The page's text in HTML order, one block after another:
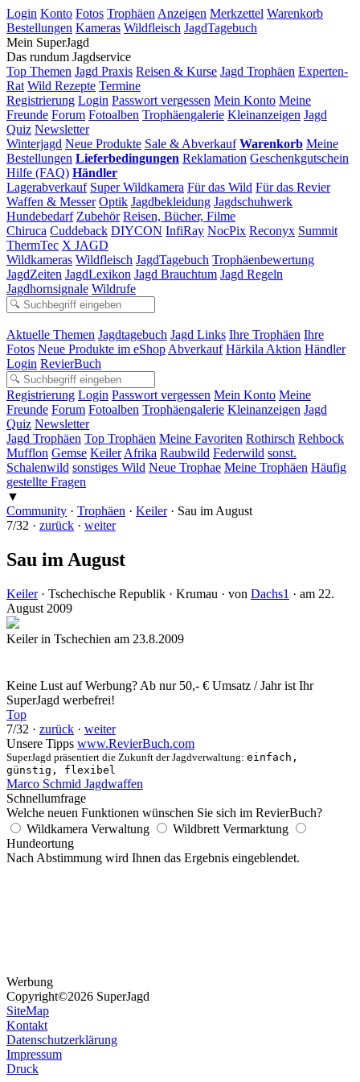
Login Konto Fotos Trophäen Anzeigen Merkzettel Warenkorb
Bestellungen Kameras Wildfleisch JagdTagebuch
Mein SuperJagd
Das rundum Jagdservice
Top Themen Jagd Praxis Reisen & Kurse Jagd Trophäen Experten-
Rat Wild Rezepte Termine
Registrierung Login Passwort vergessen Mein Konto Meine
Freunde Forum Fotoalben Trophäengalerie Kleinanzeigen Jagd
Quiz Newsletter
Winterjagd Neue Produkte Sale & Abverkauf Warenkorb Meine
Bestellungen Lieferbedingungen Reklamation Geschenkgutschein
Hilfe (FAQ) Händler
Lagerabverkauf Super Wildkamera Für das Wild Für das Revier
Waffen & Messer Optik Jagdbekleidung Jagdschuhwerk
Hundebedarf Zubehör Reisen, Bücher, Filme
Chiruca Cuddeback DIYCON InfiRay NocPix Reconyx Summit
ThermTec X JAGD
Wildkameras Wildfleisch JagdTagebuch Trophäenbewertung
JagdZeiten JagdLexikon Jagd Brauchtum Jagd Regeln
Jagdhornsignale Wildrufe
Aktuelle Themen Jagdtagebuch Jagd Links Ihre Trophäen Ihre
Fotos Neue Produkte im eShop Abverkauf Härkila Aktion Händler
Login RevierBuch
Registrierung Login Passwort vergessen Mein Konto Meine
Freunde Forum Fotoalben Trophäengalerie Kleinanzeigen Jagd
Quiz Newsletter
Jagd Trophäen Top Trophäen Meine Favoriten Rothirsch Rehbock
Mufflon Gemse Keiler Afrika Raubwild Federwild sonst.
Schalenwild sonstiges Wild Neue Trophae Meine Trophäen Häufig
gestellte Fragen
▼
Community · Trophäen · Keiler· Sau im August
7/32 · zurück · weiter
Sau im August
Keiler · Tschechische Republik · Krumau · von Dachs1 · am 22.
August 2009
Keiler in Tschechien am 23.8.2009
Keine Lust auf Werbung? Ab nur 50,- € Umsatz / Jahr ist Ihr
SuperJagd werbefrei!
Top
7/32 · zurück · weiter
Unsere Tipps www.RevierBuch.com
SuperJagd präsentiert die Zukunft der Jagdverwaltung: einfach,
günstig, flexibel
Marco Schmid Jagdwaffen
Schnellumfrage
Welche neuen Funktionen wünschen Sie sich im RevierBuch?
Wildkamera Verwaltung
Wildbrett Vermarktung
Hundeortung
Nach Abstimmung wird Ihnen das Ergebnis eingeblendet.
Werbung
Copyright©2026 SuperJagd
SiteMap
Kontakt
Datenschutzerklärung
Impressum
Druck